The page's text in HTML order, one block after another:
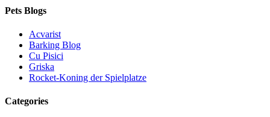
Pets Blogs
Acvarist
Barking Blog
Cu Pisici
Griska
Rocket-Koning der Spielplatze
Categories